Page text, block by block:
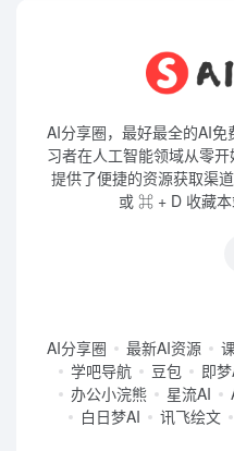
AI分享圈，最好最全的AI
习者在人工智能领域从零
提供了便捷的资源获取渠
或 ⌘ + D 收藏
AI分享圈 最新AI资源
学吧导航
豆包 即
办公小浣熊
星流AI
白日梦AI
讯飞绘文